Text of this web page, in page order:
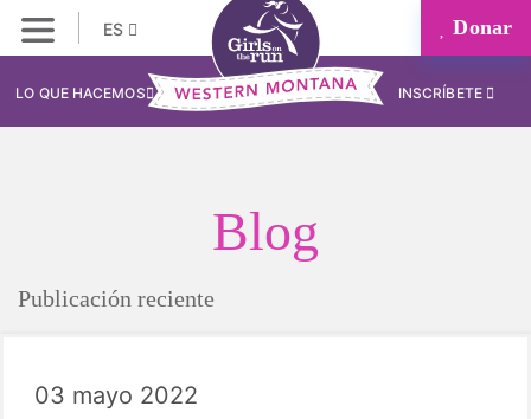
ES Donar
LO QUE HACEMOS INSCRÍBETE
Blog
Publicación reciente
03 mayo 2022